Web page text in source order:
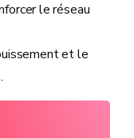
le réseau
et le